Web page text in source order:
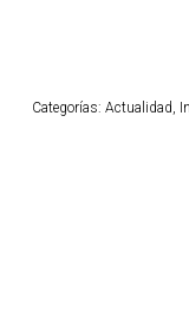
Categorías: Actualidad,